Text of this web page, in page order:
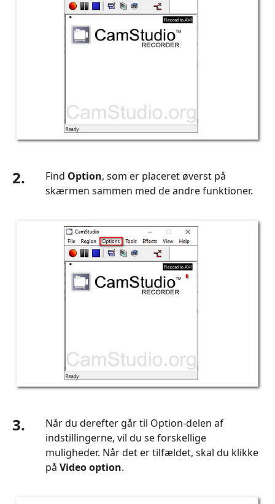
CamStudio-
Bonus
Bedste
Aiseesoft
Screen
Recorder
2. Find Option, som er placeret øverst på
skærmen sammen med de andre funktioner.
3.
Når du derefter går til Option-delen af
indstillingerne, vil du se forskellige
muligheder. Når det er tilfældet, skal du klikke
på Video option.